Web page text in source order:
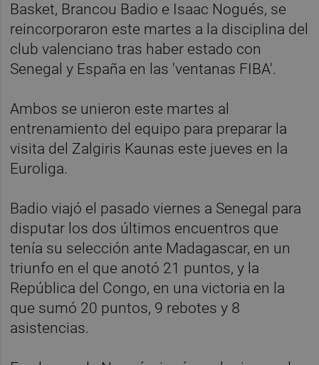
Basket, Brancou Badio e Isaac Nogués, se
reincorporaron este martes a la disciplina del
club valenciano tras haber estado con
Senegal y España en las 'ventanas FIBA'.
Ambos se unieron este martes al
entrenamiento del equipo para preparar la
visita del Zalgiris Kaunas este jueves en la
Euroliga.
Badio viajó el pasado viernes a Senegal para
disputar los dos últimos encuentros que
tenía su selección ante Madagascar, en un
triunfo en el que anotó 21 puntos, y la
República del Congo, en una victoria en la
que sumó 20 puntos, 9 rebotes y 8
asistencias.